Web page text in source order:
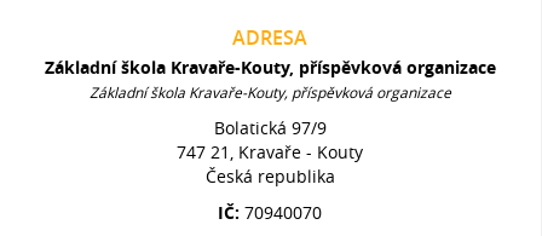
ADRESA
Základní škola Kravaře-Kouty, příspěvková organizace
Základní škola Kravaře-Kouty, příspěvková organizace
Bolatická 97/9
747 21, Kravaře - Kouty
Česká republika
IČ:70940070